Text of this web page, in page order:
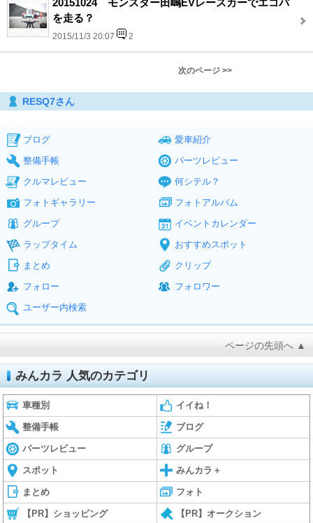
20151024 モンスター田嶋EVレースカーでエコパ
を走る？
2015/11/3 20:07 2
次のページ >>
RESQ7さん
ブログ
愛車紹介
整備手帳
パーツレビュー
クルマレビュー
何シテル？
フォトギャラリー
フォトアルバム
グループ
イベントカレンダー
ラップタイム
おすすめスポット
まとめ
クリップ
フォロー
フォロワー
ユーザー内検索
ページの先頭へ ▲
みんカラ 人気のカテゴリ
車種別 イイね！
整備手帳 ブログ
パーツレビュー グループ
スポット みんカラ＋
まとめ フォト
【PR】ショッピング 【PR】オークション